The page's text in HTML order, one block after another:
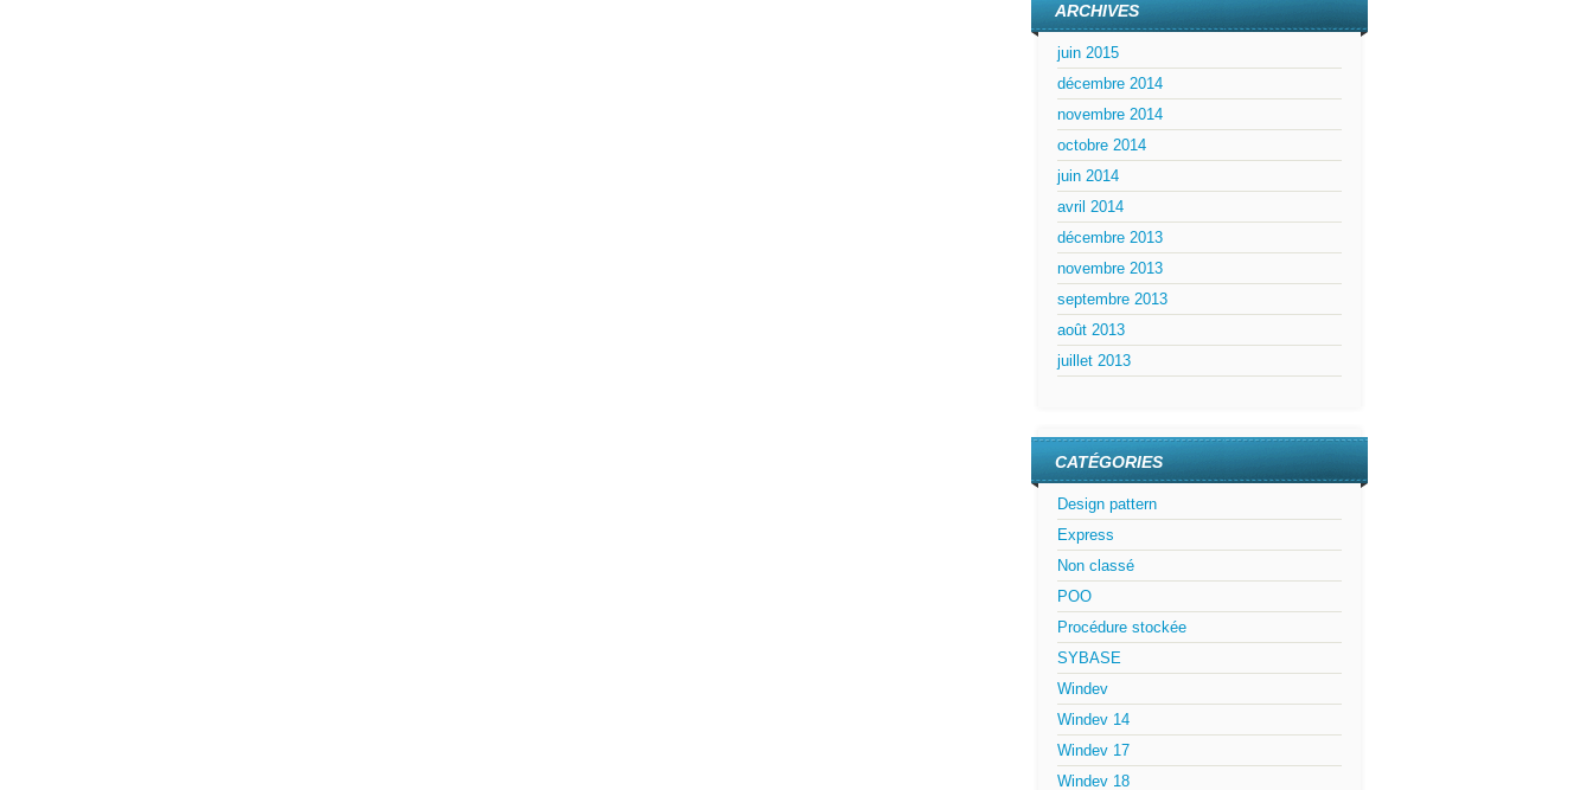
ARCHIVES
juin 2015
décembre 2014
novembre 2014
octobre 2014
juin 2014
avril 2014
décembre 2013
novembre 2013
septembre 2013
août 2013
juillet 2013
CATÉGORIES
Design pattern
Express
Non classé
POO
Procédure stockée
SYBASE
Windev
Windev 14
Windev 17
Windev 18